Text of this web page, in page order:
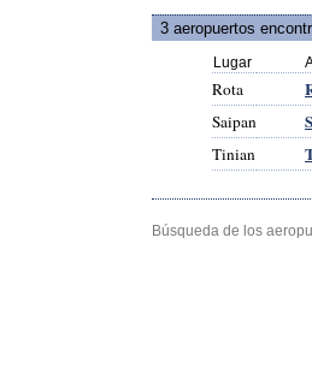
3 aeropuertos
Lugar
Rota
Saipan
Tinian
Búsqueda de los